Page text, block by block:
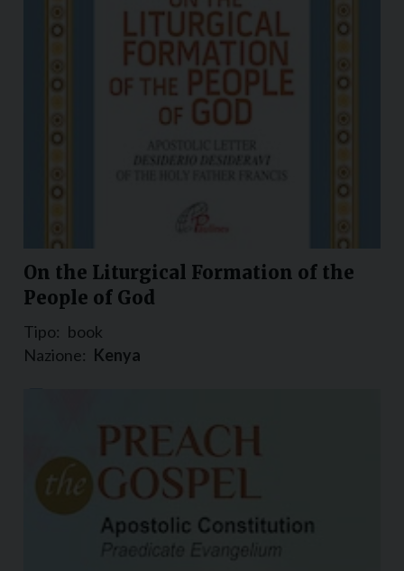
On the Liturgical Formation of the
People of God
Tipo: book
Nazione: Kenya